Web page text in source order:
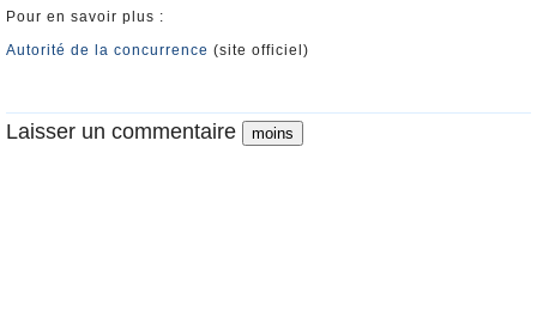
Pour en savoir plus :
Autorité de la concurrence (site officiel)
Laisser un commentaire